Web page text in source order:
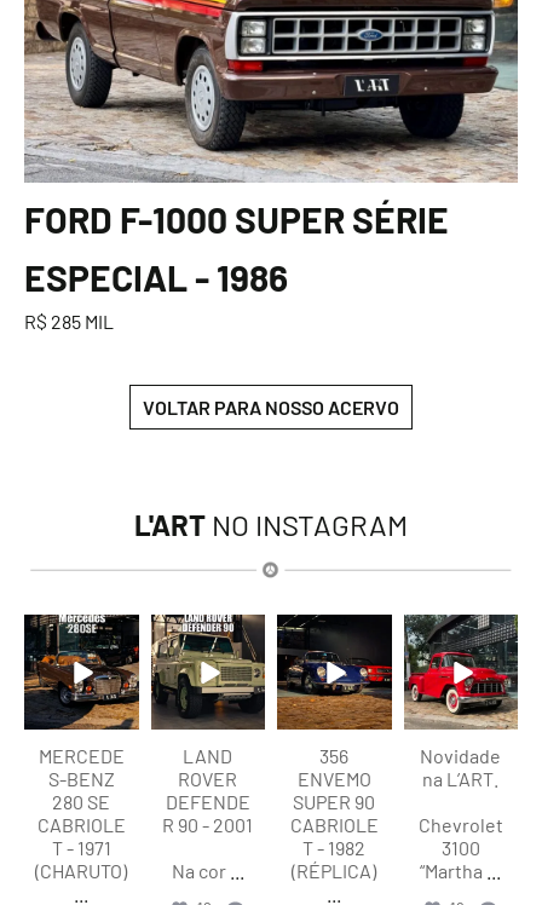
FORD F-1000 SUPER SÉRIE
ESPECIAL - 1986
R$ 285 MIL
VOLTAR PARA NOSSO ACERVO
L'ART NO INSTAGRAM
lart.br
Ago 9
MERCEDE
S-BENZ
280 SE
CABRIOLE
T - 1971
(CHARUTO)
lart.br
Ago 9
LAND
ROVER
DEFENDE
R 90 - 2001
Na cor
lart.br
Ago 9
356
ENVEMO
SUPER 90
CABRIOLE
T - 1982
(RÉPLICA)
lart.br
Ago 9
Novidade
na L’ART.
Chevrolet
3100
“Martha